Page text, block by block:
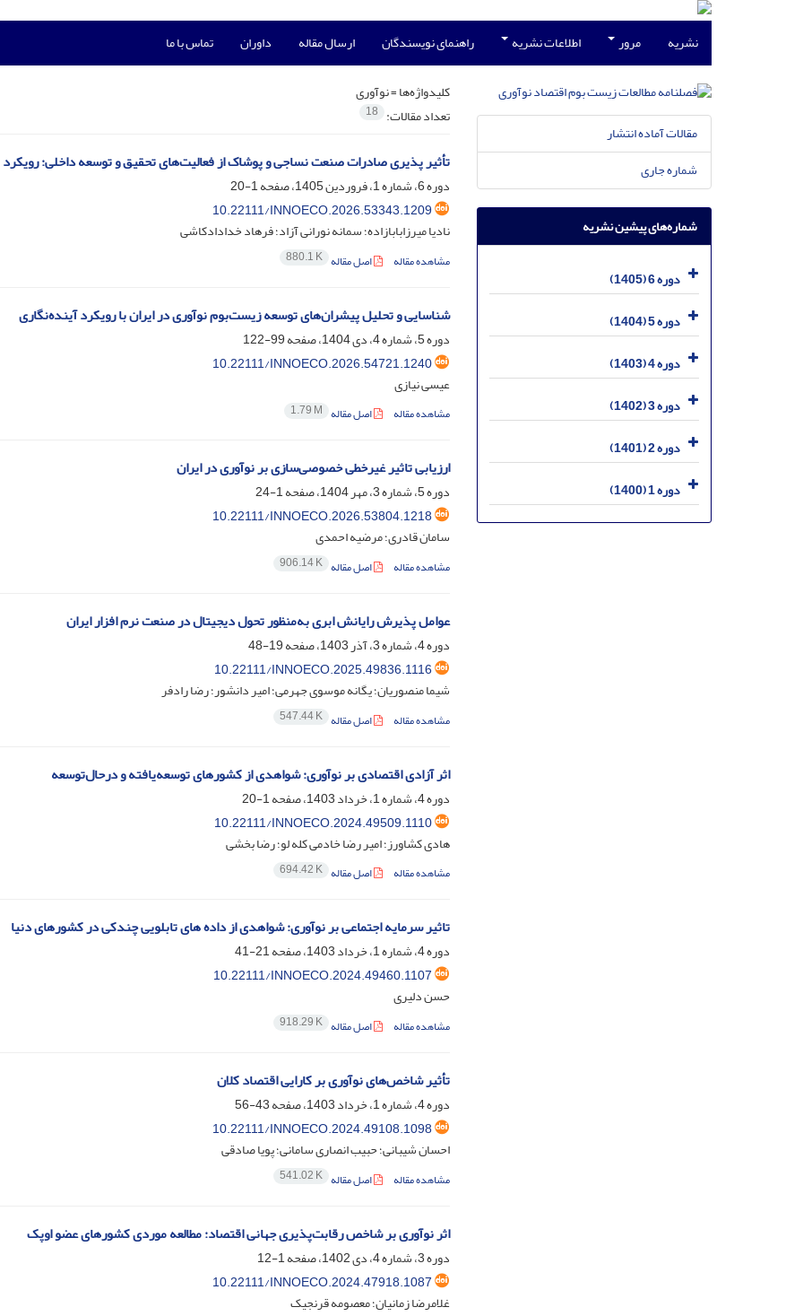
نشریه مرور اطلاعات نشریه راهنمای نویسندگان ارسال مقاله داوران تماس با ما
کلیدواژه‌ها =نوآوری
تعداد مقالات: 18
تأثیر پذیری صادرات صنعت نساجی و پوشاک از فعالیت‌های تحقیق و توسعه داخلی: رویکرد GMM تفاضلی و سیستمی
دوره 6، شماره 1، فروردین 1405، صفحه
1-20
10.22111/INNOECO.2026.53343.1209
نادیا میرزابابازاده؛ سمانه نورانی آزاد؛ فرهاد خدادادکاشی
مشاهده مقاله اصل مقاله 880.1 K
شناسایی و تحلیل پیشران‌های توسعه زیست‌بوم نوآوری در ایران با رویکرد آینده‌نگاری
دوره 5، شماره 4، دی 1404، صفحه
99-122
10.22111/INNOECO.2026.54721.1240
عیسی نیازی
مشاهده مقاله اصل مقاله 1.79 M
ارزیابی تاثیر غیرخطی خصوصی‌سازی بر نوآوری در ایران
دوره 5، شماره 3، مهر 1404، صفحه
1-24
10.22111/INNOECO.2026.53804.1218
سامان قادری؛ مرضیه احمدی
مشاهده مقاله اصل مقاله 906.14 K
عوامل پذیرش رایانش ابری به‌منظور تحول دیجیتال در صنعت نرم افزار ایران
دوره 4، شماره 3، آذر 1403، صفحه
19-48
10.22111/INNOECO.2025.49836.1116
شیما منصوریان؛ یگانه موسوی جهرمی؛ امیر دانشور؛ رضا رادفر
مشاهده مقاله اصل مقاله 547.44 K
اثر آزادی اقتصادی بر نوآوری: شواهدی از کشورهای توسعه‌یافته و درحال‌توسعه
دوره 4، شماره 1، خرداد 1403، صفحه
1-20
10.22111/INNOECO.2024.49509.1110
هادی کشاورز؛ امیر رضا خادمی کله لو؛ رضا بخشی
مشاهده مقاله اصل مقاله 694.42 K
تاثیر سرمایه اجتماعی بر نوآوری: شواهدی از داده های تابلویی چندکی در کشورهای دنیا
دوره 4، شماره 1، خرداد 1403، صفحه
21-41
10.22111/INNOECO.2024.49460.1107
حسن دلیری
مشاهده مقاله اصل مقاله 918.29 K
تأثیر شاخص‌های نوآوری بر کارایی اقتصاد کلان
دوره 4، شماره 1، خرداد 1403، صفحه
43-56
10.22111/INNOECO.2024.49108.1098
احسان شیبانی؛ حبیب انصاری سامانی؛ پویا صادقی
مشاهده مقاله اصل مقاله 541.02 K
اثر نوآوری بر شاخص رقابت‌پذیری جهانی اقتصاد: مطالعه موردی کشورهای عضو اوپک
دوره 3، شماره 4، دی 1402، صفحه
1-12
10.22111/INNOECO.2024.47918.1087
غلامرضا زمانیان؛ معصومه قرنجیک
مقالات آماده انتشار
شماره جاری
شماره‌های پیشین نشریه
دوره 6 (1405)
دوره 5 (1404)
دوره 4 (1403)
دوره 3 (1402)
دوره 2 (1401)
دوره 1 (1400)